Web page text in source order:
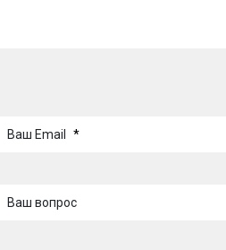
Ваш Email *
Ваш вопрос